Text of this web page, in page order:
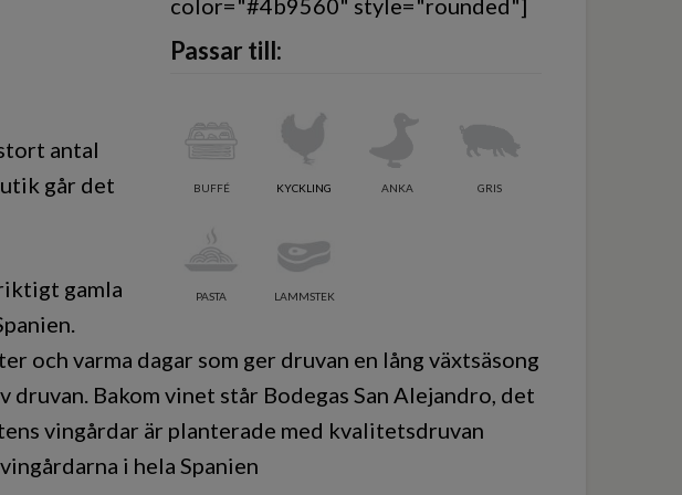
color="#4b9560" style="rounded"]
Passar till:
BUFFÉ KYCKLING ANKA GRIS
PASTA LAMMSTEK
antal
går det
gamla
och varma dagar som ger druvan en lång växtsäsong
Bakom vinet står Bodegas San Alejandro, det
vingårdar är planterade med kvalitetsdruvan
i hela Spanien